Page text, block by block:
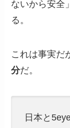
ないから安全
る。
これは事実だ
分だ。
日本と